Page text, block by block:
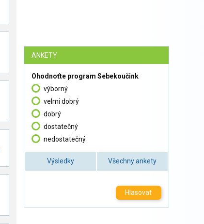
ANKETY
Ohodnoťte program Sebekoučink
výborný
velmi dobrý
dobrý
dostatečný
nedostatečný
Výsledky Všechny ankety
Hlasovat